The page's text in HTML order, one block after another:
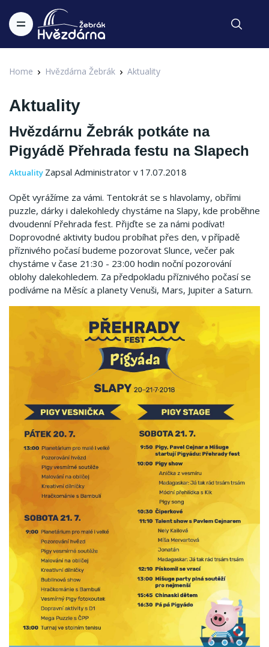
Home Hvězdárna Žebrák Aktuality
Aktuality
Hvězdárnu Žebrák potkáte na
Pigyádě Přehrada festu na Slapech
Aktuality Zapsal Administrator v 17.07.2018
Opět vyrážíme za vámi. Tentokrát se s hlavolamy, obřími
puzzle, dárky i dalekohledy chystáme na Slapy, kde proběhne
dvoudenní Přehrada fest. Přijďte se za námi podívat!
Doprovodné aktivity budou probíhat přes den, v případě
příznivého počasí budeme pozorovat Slunce, večer pak
chystáme v čase 21:30 - 23:00 hodin noční pozorování
oblohy dalekohledem. Za předpokladu příznivého počasí se
podíváme na Měsíc a planety Venuši, Mars, Jupiter a Saturn.